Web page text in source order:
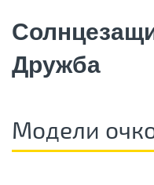
Дружба
Модели